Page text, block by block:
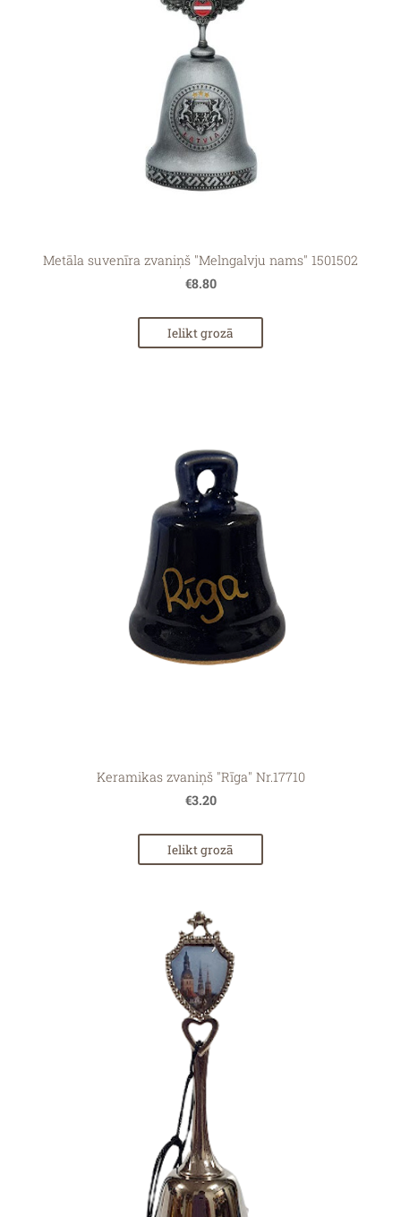
Metāla suvenīra zvaniņš "Melngalvju nams" 1501502
€8.80
Ielikt grozā
Keramikas zvaniņš "Rīga" Nr.17710
€3.20
Ielikt grozā